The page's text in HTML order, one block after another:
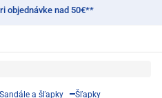
objednávke nad 50€**
Sandále a šľapky Šľapky